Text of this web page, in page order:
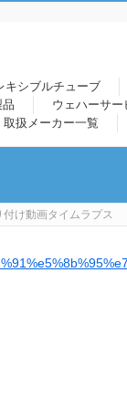
キシブルチューブ
ウェハーサー
取扱メーカー一覧
付け動画タイムラプス